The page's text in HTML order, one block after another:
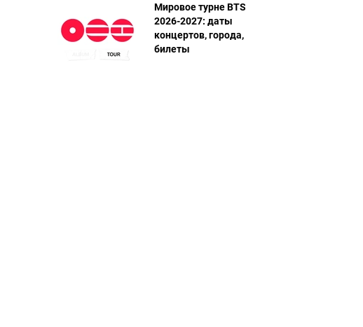
Мировое турне BTS
2026-2027: даты
концертов, города,
билеты